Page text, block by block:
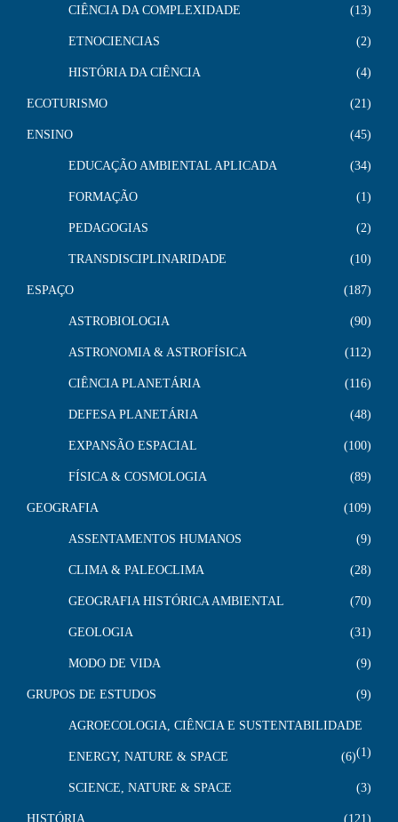
CIÊNCIA DA COMPLEXIDADE 13
ETNOCIENCIAS 2
HISTÓRIA DA CIÊNCIA 4
ECOTURISMO 21
ENSINO 45
EDUCAÇÃO AMBIENTAL APLICADA 34
FORMAÇÃO 1
PEDAGOGIAS 2
TRANSDISCIPLINARIDADE 10
ESPAÇO 187
ASTROBIOLOGIA 90
ASTRONOMIA & ASTROFÍSICA 112
CIÊNCIA PLANETÁRIA 116
DEFESA PLANETÁRIA 48
EXPANSÃO ESPACIAL 100
FÍSICA & COSMOLOGIA 89
GEOGRAFIA 109
ASSENTAMENTOS HUMANOS 9
CLIMA & PALEOCLIMA 28
GEOGRAFIA HISTÓRICA AMBIENTAL 70
GEOLOGIA 31
MODO DE VIDA 9
GRUPOS DE ESTUDOS 9
AGROECOLOGIA, CIÊNCIA E SUSTENTABILIDADE
1
ENERGY, NATURE & SPACE 6
SCIENCE, NATURE & SPACE 3
HISTÓRIA 121